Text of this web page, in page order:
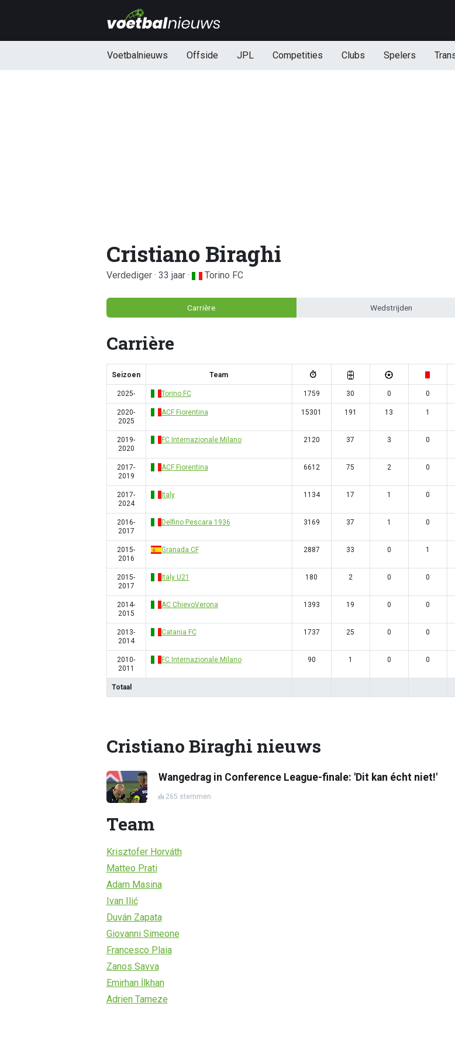
Voetbalnieuws Offside JPL Competities Clubs Spelers
Cristiano Biraghi
Verdediger · 33 jaar · Torino FC
Carrière Wedstrijden
Carrière
Seizoen Team
2025- Torino FC 1759 30 0 0
2020-
2025
ACF Fiorentina 15301 191 13 1
2019-
2020
FC Internazionale Milano 2120 37 3 0
2017-
2019
ACF Fiorentina 6612 75 2 0
2017-
2024
Italy 1134 17 1 0
2016-
2017
Delfino Pescara 1936 3169 37 1 0
2015-
2016
Granada CF 2887 33 0 1
2015-
2017
Italy U21 180 2 0 0
2014-
2015
AC ChievoVerona 1393 19 0 0
2013-
2014
Catania FC 1737 25 0 0
2010-
2011
FC Internazionale Milano 90 1 0 0
Totaal
Cristiano Biraghi nieuws
Wangedrag in Conference League-finale: 'Dit kan écht niet!'
265 stemmen
Team
Krisztofer Horváth
Matteo Prati
Adam Masina
Ivan Ilić
Duván Zapata
Giovanni Simeone
Francesco Plaia
Zanos Savva
Emirhan İlkhan
Adrien Tameze